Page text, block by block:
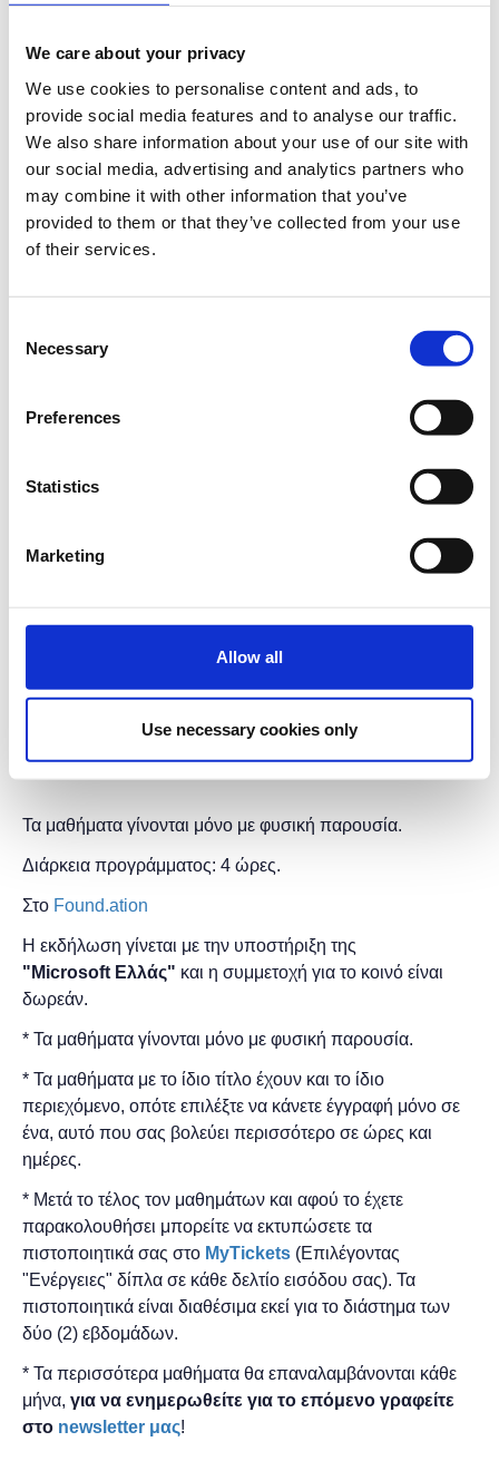
We care about your privacy
We use cookies to personalise content and ads, to
provide social media features and to analyse our traffic.
We also share information about your use of our site with
our social media, advertising and analytics partners who
may combine it with other information that you’ve
provided to them or that they’ve collected from your use
of their services.
Selection
Necessary
Preferences
Statistics
Marketing
Allow all
Use necessary cookies only
εγκατεστημένη τη Unity 2018 ή μεταγενέστερη και να
πριν την έναρξη του μαθήματος.
Περιγραφή
Η Unity είναι μια μηχανή κατασκευής παιχνιδιών. Ωστόσο
σήμερα χρησιμοποιείται πέρα από παιχνίδια και για
πολλούς άλλους σκοπούς, όπως δημιουργία simulations
για πχ. αρχιτεκτονικά σχέδια, παραγωγή διαδραστικών
Τα μαθήματα δείχνουν τη διαδικασία δημιουργίας ενός
δισδιάστατου (2D) side-scrolling παιχνιδιού με τη
συγγραφής κώδικα και χρήση εργαλείων που δίνει η
* Δημιουργία animation αντικειμένων και χαρακτήρα
* Δημιουργία scripts και συγγραφή κώδικα
* Δημιουργία UI
Τα μαθήματα γίνονται μόνο με φυσική παρουσία.
Διάρκεια προγράμματος: 4 ώρες.
Στο Found.ation
Η εκδήλωση γίνεται με την υποστήριξη της
" Microsoft Ελλάς" και η συμμετοχή για το κοινό είναι
δωρεάν.
* Τα μαθήματα γίνονται μόνο με φυσική παρουσία.
* Τα μαθήματα με το ίδιο τίτλο έχουν και το ίδιο
περιεχόμενο, οπότε επιλέξτε να κάνετε έγγραφή μόνο σε
ένα, αυτό που σας βολεύει περισσότερο σε ώρες και
ημέρες.
* Μετά το τέλος τον μαθημάτων και αφού το έχετε
παρακολουθήσει μπορείτε να εκτυπώσετε τα
πιστοποιητικά ​σας στο MyTickets (Επιλέγοντας
"Ενέργειες" δίπλα σε κάθε δελτίο εισόδου σας). Τα
πιστοποιητικά είναι διαθέσιμα εκεί για το διάστημα των
δύο (2) εβδομάδων.
* Τα περισσότερα μαθήματα θα επαναλαμβάνονται κάθε
μήνα, για να ενημερωθείτε για το επόμενο γραφείτε
στο newsletter μας!